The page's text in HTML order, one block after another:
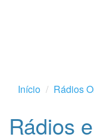
Início Rádios
Rádios